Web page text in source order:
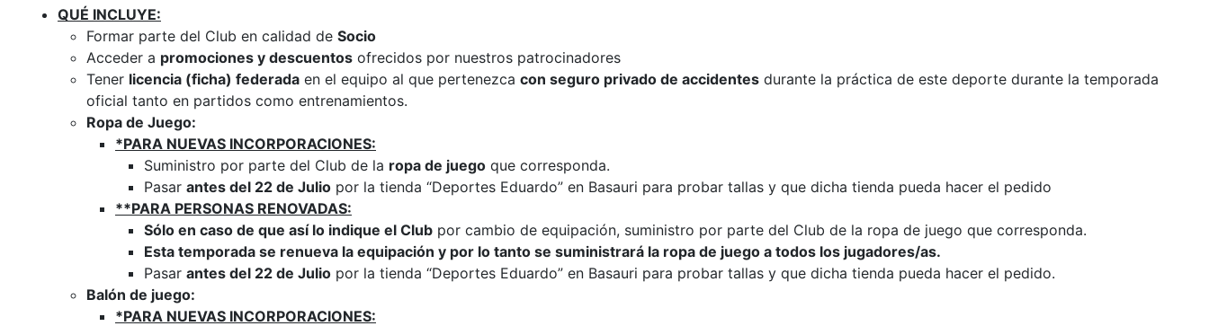
QUÉ INCLUYE:
Formar parte del Club en calidad de Socio
Acceder a promociones y descuentos ofrecidos por nuestros patrocinadores
Tener licencia (ficha) federada en el equipo al que pertenezca con seguro privado de accidentes durante la práctica de este deporte durante la temporada
oficial tanto en partidos como entrenamientos.
Ropa de Juego:
*PARA NUEVAS INCORPORACIONES:
Suministro por parte del Club de la ropa de juego que corresponda.
Pasar antes del 22 de Julio por la tienda “Deportes Eduardo” en Basauri para probar tallas y que dicha tienda pueda hacer el pedido
**PARA PERSONAS RENOVADAS:
Sólo en caso de que así lo indique el Club por cambio de equipación, suministro por parte del Club de la ropa de juego que corresponda.
Esta temporada se renueva la equipación y por lo tanto se suministrará la ropa de juego a todos los jugadores/as.
Pasar antes del 22 de Julio por la tienda “Deportes Eduardo” en Basauri para probar tallas y que dicha tienda pueda hacer el pedido.
Balón de juego:
*PARA NUEVAS INCORPORACIONES: